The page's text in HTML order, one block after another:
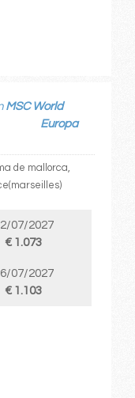
MSC World
Europa
de mallorca,
07/2027
€ 1.073
07/2027
€ 1.103